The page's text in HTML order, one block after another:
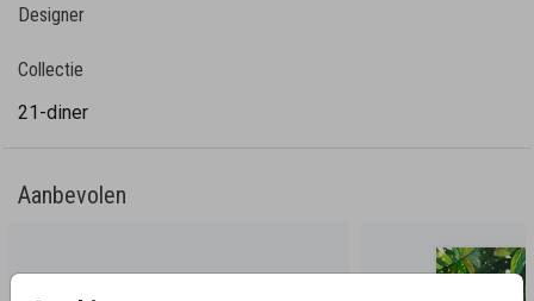
maken! Let op: Deze kaart heeft een langere
verzendtijd: voor 18.00 uur besteld = de volgende
bestelhoeveelheid: 5 stuks.
Designer
Collectie
21-diner
Aanbevolen